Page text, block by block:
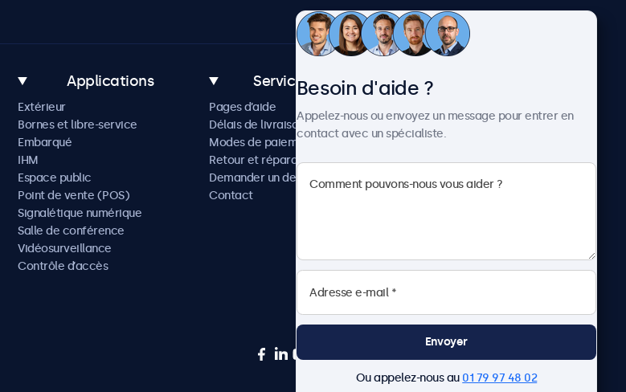
Applications
Extérieur
Bornes et libre-service
Embarqué
IHM
Espace public
Point de vente (POS)
Signalétique numérique
Salle de conférence
Vidéosurveillance
Contrôle d’accès
Service client
Pages d’aide
Délais de livraison
Modes de paiement
Retour et réparation
Demander un devis
Contact
Actualités et mises à jour
Carrière
Conditions de vente
Besoin d'aide ?
Appelez-nous ou envoyez un message pour entrer en
contact avec un spécialiste.
Envoyer
Ou appelez-nous au 01 79 97 48 02